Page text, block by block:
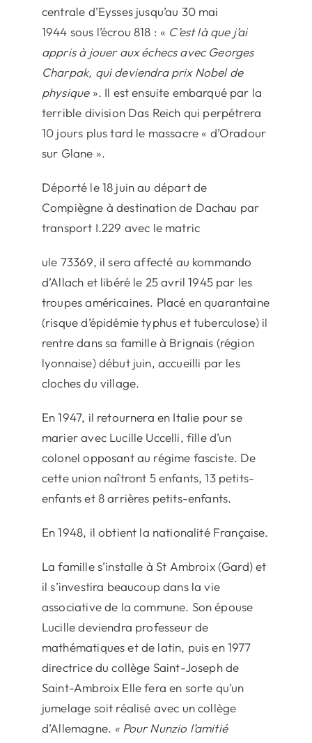
centrale d’Eysses jusqu’au 30 mai
1944 sous l’écrou 818 : « C’est là que j’ai
appris à jouer aux échecs avec Georges
Charpak, qui deviendra prix Nobel de
physique». Il est ensuite embarqué par la
terrible division Das Reich qui perpétrera
10 jours plus tard le massacre « d’Oradour
sur Glane ».
Déporté le 18 juin au départ de
Compiègne à destination de Dachau par
transport I.229 avec le matric
ule 73369, il sera affecté au kommando
d’Allach et libéré le 25 avril 1945 par les
troupes américaines. Placé en quarantaine
(risque d’épidémie typhus et tuberculose) il
rentre dans sa famille à Brignais (région
lyonnaise) début juin, accueilli par les
cloches du village.
En 1947, il retournera en Italie pour se
marier avec Lucille Uccelli, fille d’un
colonel opposant au régime fasciste. De
cette union naîtront 5 enfants, 13 petits-
enfants et 8 arrières petits-enfants.
En 1948, il obtient la nationalité Française.
La famille s’installe à St Ambroix (Gard) et
il s’investira beaucoup dans la vie
associative de la commune. Son épouse
Lucille deviendra professeur de
mathématiques et de latin, puis en 1977
directrice du collège Saint-Joseph de
Saint-Ambroix Elle fera en sorte qu’un
jumelage soit réalisé avec un collège
d’Allemagne. « Pour Nunzio l’amitié